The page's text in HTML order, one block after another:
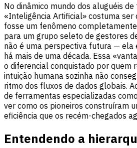
No dinâmico mundo dos aluguéis
«Inteligência Artificial» costuma ser
fosse um fenômeno
para um grupo seleto de gestores
não é uma perspectiva futura — ela
há mais de uma década. Essa
o diferencial conquistado por quem
intuição humana sozinha não
ritmo dos fluxos de dados globais.
de ferramentas especializadas
ver como os pioneiros construíram
eficiência que os recém-chegados
Entendendo a